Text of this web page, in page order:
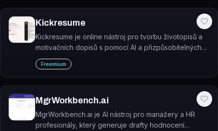
Kickresume
Kickresume je online nástroj pro tvorbu životopisů a
motivačních dopisů s pomocí AI a přizpůsobitelných
šablon.
Freemium
MgrWorkbench.ai
MgrWorkbench.ai je AI nástroj pro manažery a HR
profesionály, který generuje drafty hodnocení